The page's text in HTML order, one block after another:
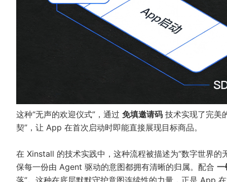
这种“无声的欢迎仪式”，通过 免填邀请码 技术实现了完美
契”，让 App 在首次启动时即能直接展现目标商品。
在 Xinstall 的技术实践中，这种流程被描述为“数字世界的
保每一份由 Agent 驱动的意图都拥有清晰的归属。配合 一